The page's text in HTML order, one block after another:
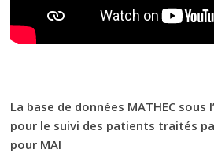
La base de données MATHEC sous
pour le suivi des patients traités
pour MAI